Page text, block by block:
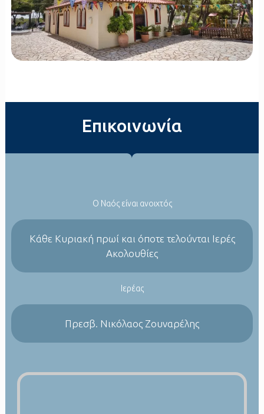
Επικοινωνία
Ο Ναός είναι ανοιχτός
Kάθε Κυριακή πρωί και όποτε τελούνται Ιερές
Ακολουθίες
Ιερέας
Πρεσβ. Νικόλαος Ζουναρέλης